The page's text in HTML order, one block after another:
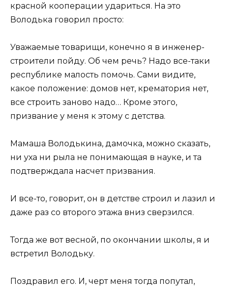
красной кооперации удариться. На это
Володька говорил просто:
Уважаемые товарищи, конечно я в инженер-
строители пойду. Об чем речь? Надо все-таки
республике малость помочь. Сами видите,
какое положение: домов нет, крематория нет,
все строить заново надо… Кроме этого,
призвание у меня к этому с детства.
Мамаша Володькина, дамочка, можно сказать,
ни уха ни рыла не понимающая в науке, и та
подтверждала насчет призвания.
И все-то, говорит, он в детстве строил и лазил и
даже раз со второго этажа вниз сверзился.
Тогда же вот весной, по окончании школы, я и
встретил Володьку.
Поздравил его. И, черт меня тогда попутал,